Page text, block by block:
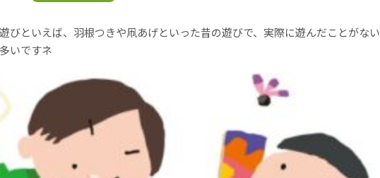
びといえば、羽根つきや凧あげといった昔の遊びで、実際に遊んだことがない
いですネ